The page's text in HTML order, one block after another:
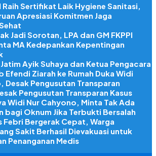
Raih Sertifikat Laik Hygiene Sanitasi,
Apresiasi Komitmen Jaga
Jadi Sorotan, LPA dan GM FKPPI
MA Kedepankan Kepentingan
Ayik Suhaya dan Ketua Pengacara
Efendi Ziarah ke Rumah Duka Widi
Desak Pengusutan Transparan
Pengusutan Transparan Kasus
Widi Nur Cahyono, Minta Tak Ada
bagi Oknum Jika Terbukti Bersalah
Febri Bergerak Cepat, Warga
Sakit Berhasil Dievakuasi untuk
Penanganan Medis